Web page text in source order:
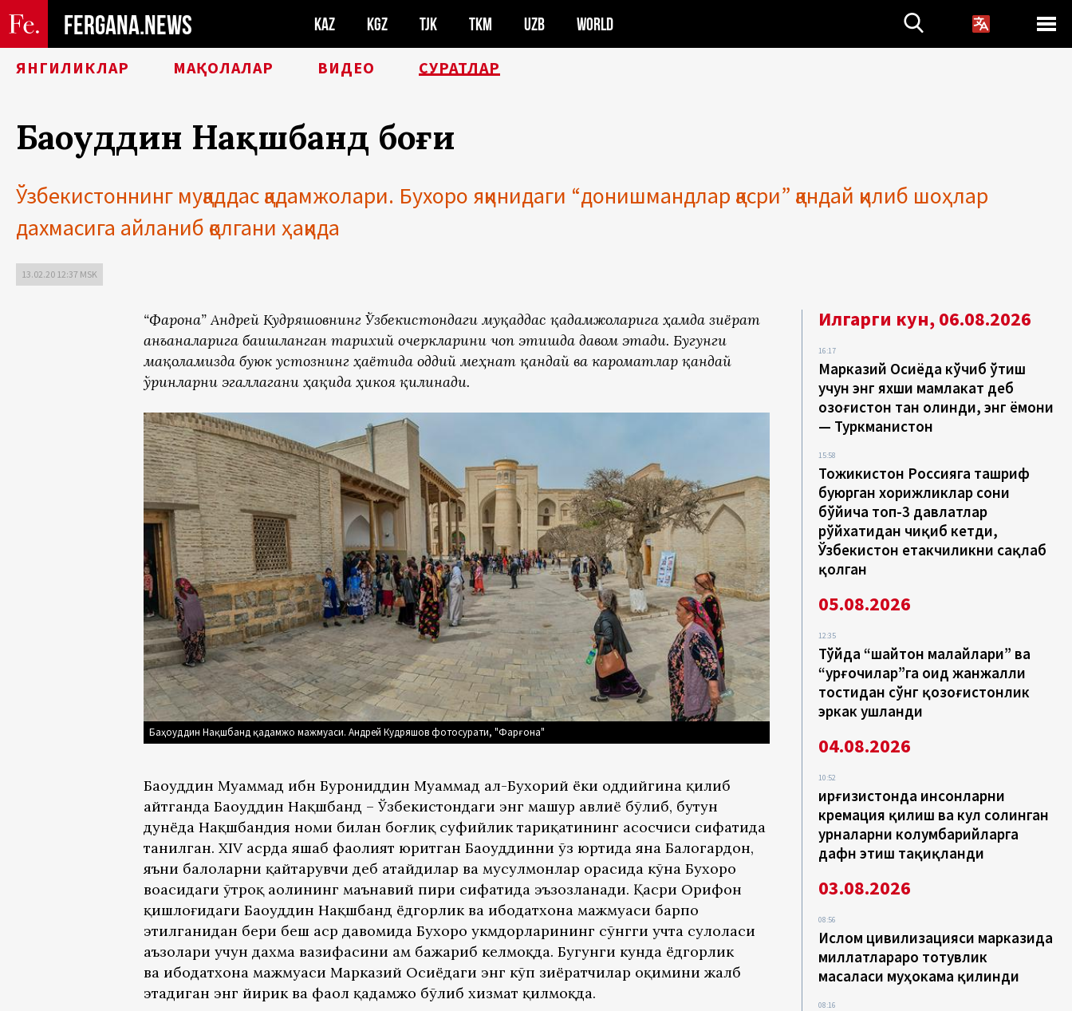
FERGANA.NEWS KAZ KGZ TJK TKM UZB WORLD
ЯНГИЛИКЛАР МАҚОЛАЛАР ВИДЕО СУРАТЛАР
Баҳоуддин Нақшбанд боғи
Ўзбекистоннинг муқаддас қадамжолари. Бухоро яқинидаги “донишмандлар қасри” қандай қилиб шоҳлар
дахмасига айланиб қолгани ҳақида
13.02.20 12:37 MSK
“Фарғона” Андрей Кудряшовнинг Ўзбекистондаги муқаддас қадамжоларига ҳамда зиёрат
анъаналарига бағишланган тарихий очеркларини чоп этишда давом этади. Бугунги
мақоламизда буюк устознинг ҳаётида оддий меҳнат қандай ва кароматлар қандай
ўринларни эгаллагани ҳақида ҳикоя қилинади.
Баҳоуддин Нақшбанд қадамжо мажмуаси. Андрей Кудряшов фотосурати, "Фарғона"
Баҳоуддин Муҳаммад ибн Бурҳониддин Муҳаммад ал-Бухорий ёки оддийгина қилиб
айтганда Баҳоуддин Нақшбанд – Ўзбекистондаги энг машҳур авлиё бўлиб, бутун
дунёда Нақшбандия номи билан боғлиқ суфийлик тариқатининг асосчиси сифатида
танилган. XIV асрда яшаб фаолият юритган Баҳоуддинни ўз юртида яна Балогардон,
яъни балоларни қайтарувчи деб атайдилар ва мусулмонлар орасида кўҳна Бухоро
воҳасидаги ўтроқ аҳолининг маънавий пири сифатида эъзозланади. Қасри Орифон
қишлоғидаги Баҳоуддин Нақшбанд ёдгорлик ва ибодатхона мажмуаси барпо
этилганидан бери беш аср давомида Бухоро ҳукмдорларининг сўнгги учта сулоласи
аъзолари учун дахма вазифасини ҳам бажариб келмоқда. Бугунги кунда ёдгорлик
ва ибодатхона мажмуаси Марказий Осиёдаги энг кўп зиёратчилар оқимини жалб
этадиган энг йирик ва фаол қадамжо бўлиб хизмат қилмоқда.
Илгарги кун, 06.08.2026
16:17
Марказий Осиёда кўчиб ўтиш
учун энг яхши мамлакат деб
Қозоғистон тан олинди, энг ёмони
— Туркманистон
15:58
Тожикистон Россияга ташриф
буюрган хорижликлар сони
бўйича топ-3 давлатлар
рўйхатидан чиқиб кетди,
Ўзбекистон етакчиликни сақлаб
қолган
05.08.2026
12:35
Тўйда “шайтон малайлари” ва
“урғочилар”га оид жанжалли
тостидан сўнг қозоғистонлик
эркак ушланди
04.08.2026
10:52
Қирғизистонда инсонларни
кремация қилиш ва кул солинган
урналарни колумбарийларга
дафн этиш тақиқланди
03.08.2026
08:56
Ислом цивилизацияси марказида
миллатлараро тотувлик
масаласи муҳокама қилинди
08:16